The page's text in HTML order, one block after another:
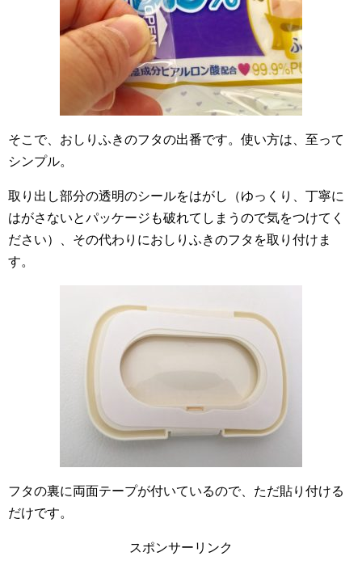
そこで、おしりふきのフタの出番です。使い方は、至って
シンプル。
取り出し部分の透明のシールをはがし（ゆっくり、丁寧に
はがさないとパッケージも破れてしまうので気をつけてく
ださい）、その代わりにおしりふきのフタを取り付けま
す。
フタの裏に両面テープが付いているので、ただ貼り付ける
だけです。
スポンサーリンク